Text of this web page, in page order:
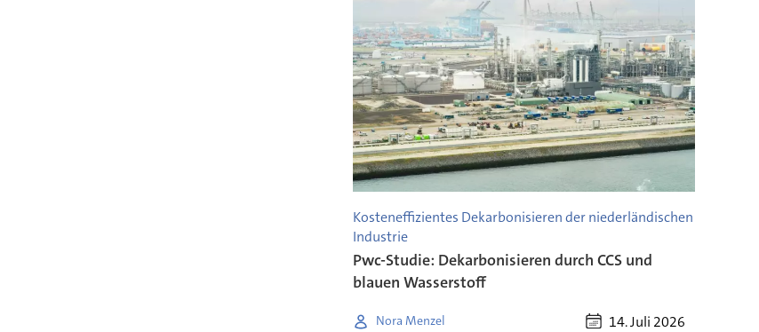
Kosteneffizientes Dekarbonisieren der niederländischen
Industrie
Pwc-Studie: Dekarbonisieren durch CCS und
blauen Wasserstoff
Nora Menzel 14. Juli 2026